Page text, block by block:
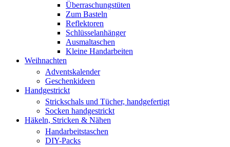
Überraschungstüten
Zum Basteln
Reflektoren
Schlüsselanhänger
Ausmaltaschen
Kleine Handarbeiten
Weihnachten
Adventskalender
Geschenkideen
Handgestrickt
Strickschals und Tücher, handgefertigt
Socken handgestrickt
Häkeln, Stricken & Nähen
Handarbeitstaschen
DIY-Packs